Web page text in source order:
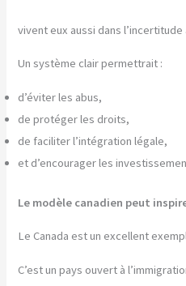
vivent eux aussi dans
Un système clair permettrait :
d’éviter les abus,
de protéger les droits,
de faciliter l’intégration légale,
et d’encourager les
Le modèle canadien peut
Le Canada est un excellent
C’est un pays ouvert à